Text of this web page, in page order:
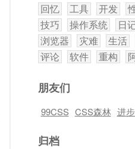
回忆
工具 开发
技巧
操作系统 日
浏览器
灾难 生活
评论
软件 重构
朋友们
99CSS CSS森林 进
归档